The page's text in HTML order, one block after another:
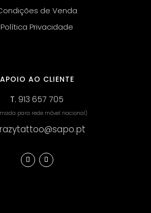
de Venda
Política Privacidade
APOIO AO CLIENTE
T.913 657 705
para rede móvel nacional)